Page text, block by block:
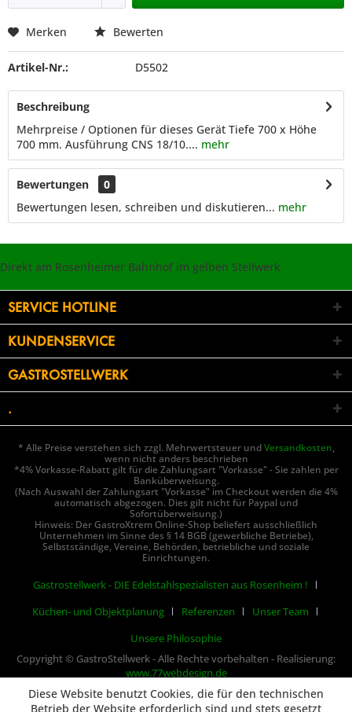
Merken Bewerten
Artikel-Nr.: D5502
Beschreibung
Mehrpreise / Optionen für dieses Gerät Tiefe 700 x Höhe
700 mm. Ausführung CNS 18/10.... mehr
Bewertungen
0
Bewertungen lesen, schreiben und diskutieren... mehr
Direkt am Rosenheimer Bahnhof im gelben Stellwerk
SERVICE HOTLINE
KUNDENSERVICE
GASTROSTELLWERK
.
* Alle Preise verstehen sich zzgl. Mehrwertsteuer undVersandkosten,
wenn nicht anders beschrieben
*4% Vorkasse-Rabatt gilt für die Zahlungsart "Vorkasse" - Sie zahlen per
Banküberweisung.
(Nach Auswahl der Zahlungsart "Vorkasse" im Checkout werden die 4%
automatisch abgezogen. Dies gilt nicht für Paypal und
Sofortüberweisung.)
Hinweis: Der GastroXtrem Online-Shop beliefert ausschließlich
Unternehmen im Sinne des § 14 BGB (gewerbliche Betriebe),
Selbstständige, Vereine, Behörden, betriebliche und soziale
Einrichtungen.
Gastrostellwerk - DIE Edelstahlspezialisten aus Rosenheim !
Küchen- und Objektplanung
Referenzen
Unser Team
Unsere Philosophie
Copyright © GastroStellwerk - Alle Rechte vorbehalten - Realisierung:
www.77webdesign.de
Diese Website benutzt Cookies, die für den technischen
Betrieb der Website erforderlich sind und stets gesetzt